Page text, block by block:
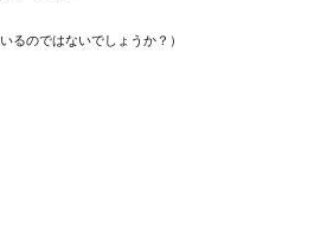
いるのではないでしょうか？）